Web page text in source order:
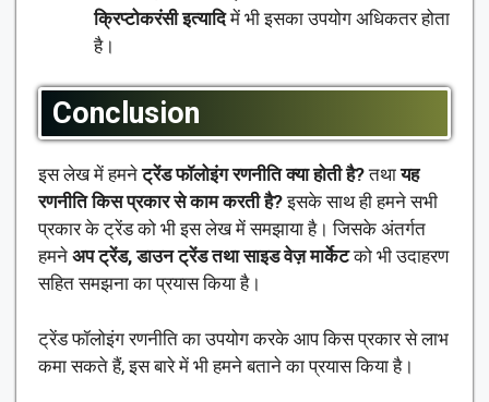
क्रिप्टोकरंसी इत्यादिमें भी इसका उपयोग अधिकतर होता
है।
Conclusion
इस लेख में हमनेट्रेंड फॉलोइंग रणनीति क्या होती है?तथायह
रणनीति किस प्रकार से काम करती है?इसके साथ ही हमने सभी
प्रकार के ट्रेंड को भी इस लेख में समझाया है। जिसके अंतर्गत
हमने अप ट्रेंड, डाउन ट्रेंड तथा साइड वेज़ मार्केटको भी उदाहरण
सहित समझना का प्रयास किया है।
ट्रेंड फॉलोइंग रणनीति का उपयोग करके आप किस प्रकार से लाभ
कमा सकते हैं, इस बारे में भी हमने बताने का प्रयास किया है।